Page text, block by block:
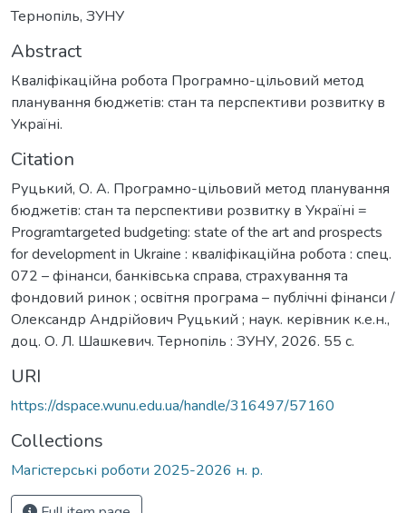
Тернопіль, ЗУНУ
Abstract
Кваліфікаційна робота Програмно-цільовий метод
планування бюджетів: стан та перспективи розвитку в
Україні.
Citation
Руцький, О. А. Програмно-цільовий метод планування
бюджетів: стан та перспективи розвитку в Україні =
Programtargeted budgeting: state of the art and prospects
for development in Ukraine : кваліфікаційна робота : спец.
072 – фінанси, банківська справа, страхування та
фондовий ринок ; освітня програма – публічні фінанси /
Олександр Андрійович Руцький ; наук. керівник к.е.н.,
доц. О. Л. Шашкевич. Тернопіль : ЗУНУ, 2026. 55 с.
URI
https://dspace.wunu.edu.ua/handle/316497/57160
Collections
Магістерські роботи 2025-2026 н. р.